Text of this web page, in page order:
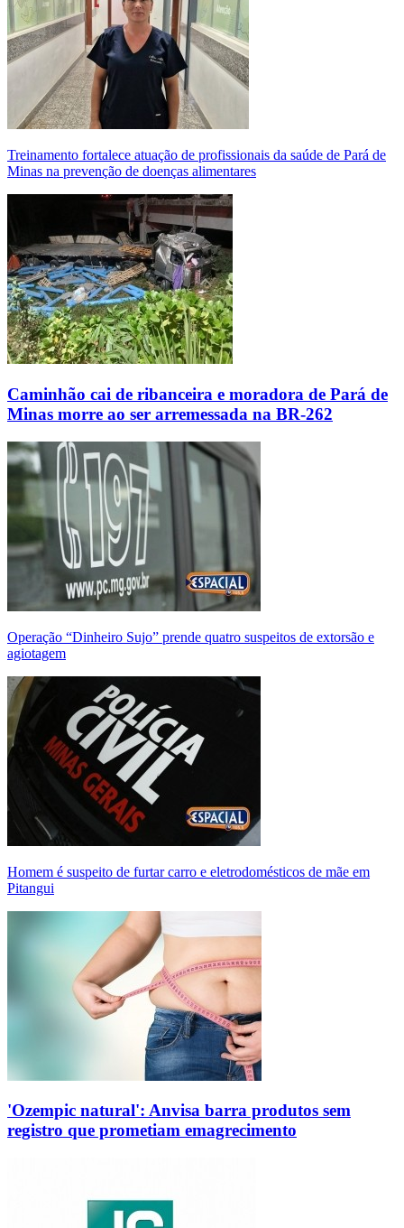
Treinamento fortalece atuação de profissionais da saúde de Pará de
Minas na prevenção de doenças alimentares
Caminhão cai de ribanceira e moradora de Pará de
Minas morre ao ser arremessada na BR-262
Operação “Dinheiro Sujo” prende quatro suspeitos de extorsão e
agiotagem
Homem é suspeito de furtar carro e eletrodomésticos de mãe em
Pitangui
'Ozempic natural': Anvisa barra produtos sem
registro que prometiam emagrecimento